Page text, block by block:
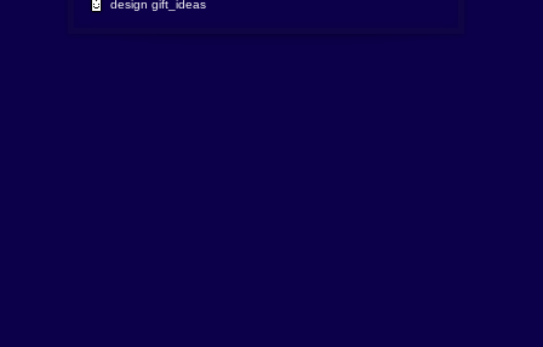
design gift_ideas